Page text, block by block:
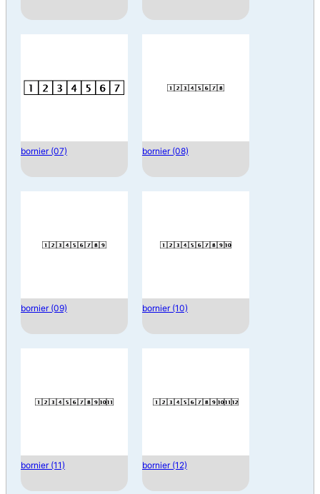
bornier (07) bornier (08)
bornier (09) bornier (10)
bornier (11) bornier (12)